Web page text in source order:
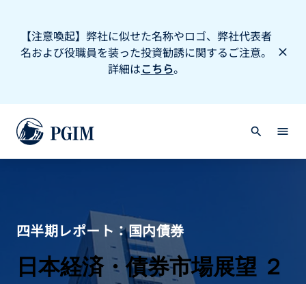
【注意喚起】弊社に似せた名称やロゴ、弊社代表者
名および役職員を装った投資勧誘に関するご注意。
詳細はこちら。
四半期レポート：国内債券
日本経済・債券市場展望 ２